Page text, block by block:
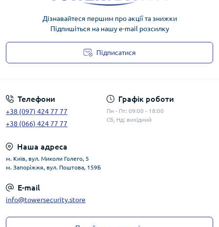
Дізнавайтеся першим про акції та знижки
Підпишіться на нашу e-mail розсилку
Підписатися
Телефони
+38 (097) 424 77 77
+38 (066) 424 77 77
Графік роботи
Пн - Пт: 09:00 - 18:00
Сб, Нд: вихідний
Наша адреса
м. Київ, вул. Миколи Голего, 5
м. Запоріжжя, вул. Поштова, 159Б
E-mail
info@towersecurity.store